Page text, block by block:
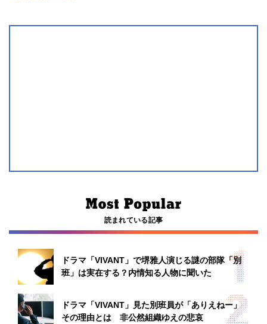
読まれている記事
ドラマ「VIVANT」で堺雅人演じる謎の部隊「別
班」は実在する？内情知る人物に聞いた
ドラマ「VIVANT」見た別班員が「ありえねー」
その理由とは 非公然組織ゆえの悲哀